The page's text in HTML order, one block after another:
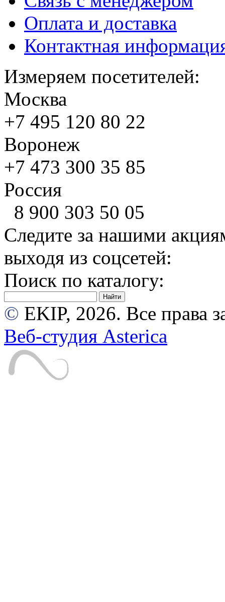
Оплата и доставка
Контактная
Измеряем посетителей:
Москва
+7 495 120 80 22
Воронеж
+7 473 300 35 85
Россия
8 900 303 50 05
Следите за нашими
выходя из соцсетей:
Поиск по каталогу:
© EKIP, 2026. Все права
Веб-студия Asterica